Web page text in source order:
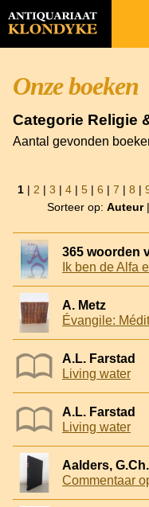
Onze boeken
Categorie Religie
Aantal gevonden
1| 2 | 3 | 4| 5 | 6 | 7 | 8 |
Sorteer op: Auteur|
365 woorden
A. Metz
A.L. Farstad
Living water
A.L. Farstad
Living water
Aalders, G.Ch.